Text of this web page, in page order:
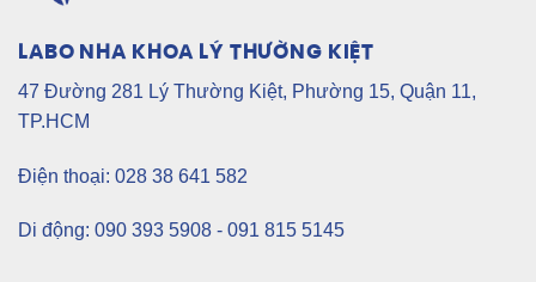
LABO NHA KHOA LÝ THƯỜNG KIỆT
47 Đường 281 Lý Thường Kiệt, Phường 15, Quận 11,
TP.HCM
Điện thoại: 028 38 641 582
Di động: 090 393 5908 - 091 815 5145